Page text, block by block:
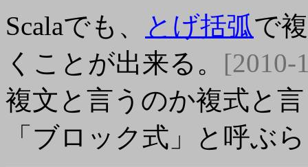
Scalaでも、 とげ括弧で
くことが出来る。 [2010-
複文と言うのか複式と
「ブロック式」と呼ぶ